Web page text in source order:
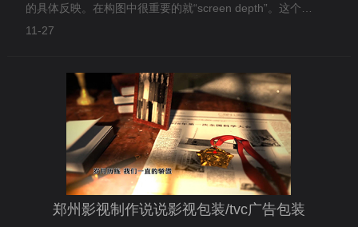
的具体反映。在构图中很重要的就“screen depth”。这个
screen depth不是景深，而是好莱坞电影中很刻意的在背景中
11-27
郑州影视制作说说影视包装/tvc广告包装